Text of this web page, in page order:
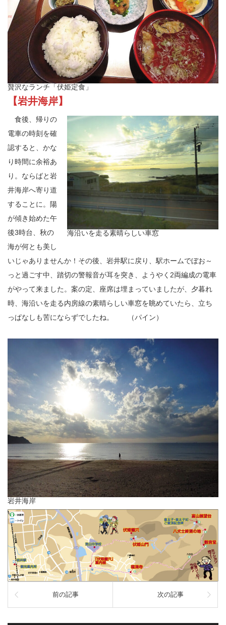
贅沢なランチ「伏姫定食」
【岩井海岸】
海沿いを走る素晴らしい車窓
食後、帰りの
電車の時刻を確
認すると、かな
り時間に余裕あ
り。ならばと岩
井海岸へ寄り道
することに。陽
が傾き始めた午
後3時台、秋の
海が何とも美し
いじゃありませんか！その後、岩井駅に戻り、駅ホームでぼお～
っと過ごす中、踏切の警報音が耳を突き、ようやく2両編成の電車
がやって来ました。案の定、座席は埋まっていましたが、夕暮れ
時、海沿いを走る内房線の素晴らしい車窓を眺めていたら、立ち
っぱなしも苦にならずでしたね。 （パイン）
岩井海岸
前の記事 次の記事